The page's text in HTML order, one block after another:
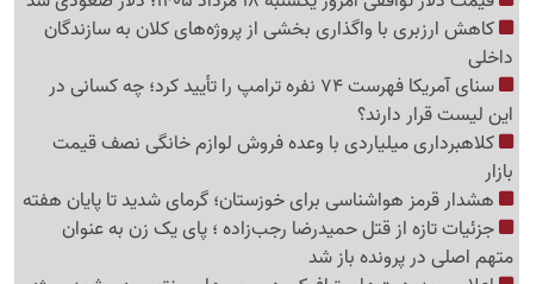
کاهش ارزبری با واگذاری بخشی از پروژه‌های کلان به سازندگان
داخلی
سنای آمریکا فهرست 74 نفره ترامپ را تأیید کرد؛ چه کسانی در
این لیست قرار دارند؟
کلاهبرداری میلیاردی با وعده فروش لوازم خانگی نصف قیمت
بازار
هشدار قرمز هواشناسی برای خوزستان؛ گرمای شدید تا پایان هفته
جزئیات تازه از قتل حمیدرضا رجب‌زاده ؛ پای یک زن به عنوان
متهم اصلی در پرونده باز شد